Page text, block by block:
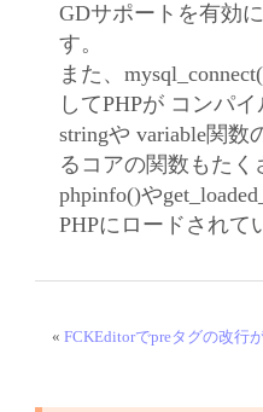
GDサポートを有効
す。
また、
してPHPが コンパ
stringや variable関
るコアの関数もたく
phpinfo()や
PHPにロードされ
«FCKEditorでpreタグの改行